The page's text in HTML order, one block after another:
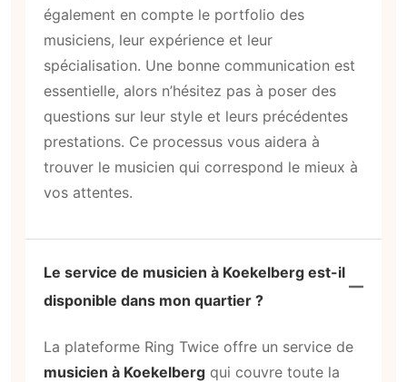
également en compte le portfolio des
musiciens, leur expérience et leur
spécialisation. Une bonne communication est
essentielle, alors n’hésitez pas à poser des
questions sur leur style et leurs précédentes
prestations. Ce processus vous aidera à
trouver le musicien qui correspond le mieux à
vos attentes.
Le service de musicien à Koekelberg est-il
disponible dans mon quartier ?
La plateforme Ring Twice offre un service de
musicien à Koekelberg qui couvre toute la